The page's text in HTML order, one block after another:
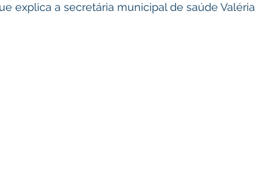
explica a secretária municipal de saúde Valéria